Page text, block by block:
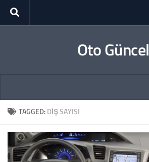
Skip to content
Oto Güncel
TAGGED: DIŞ SAYISI